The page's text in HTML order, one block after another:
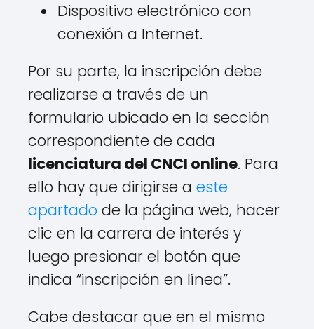
Dispositivo electrónico con
conexión a Internet.
Por su parte, la inscripción debe
realizarse a través de un
formulario ubicado en la sección
correspondiente de cada
licenciatura del CNCI online. Para
ello hay que dirigirse a este
apartado de la página web, hacer
clic en la carrera de interés y
luego presionar el botón que
indica “inscripción en línea”.
Cabe destacar que en el mismo